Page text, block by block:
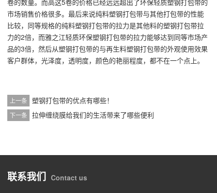
市场销售价格很多。最后来说纯料塑钢打包带与其他打包带的性能
比较，同等规格的纯料塑钢打包带的拉力是其他料的塑钢打包带拉
力的2倍，而雅之江轻质环保塑钢打包带的拉力能够达到同等市场产
品的3倍，然后从塑钢打包带的与再生料塑钢打包带的外观使用效果
客户群体，光泽度，透明度，颜色的艳丽程度，都不在一个点上。
上一条 塑钢打包带的优点有哪些！
下一条 拉伸缠绕膜给我们的生活带来了哪些便利
联系我们 Contact us